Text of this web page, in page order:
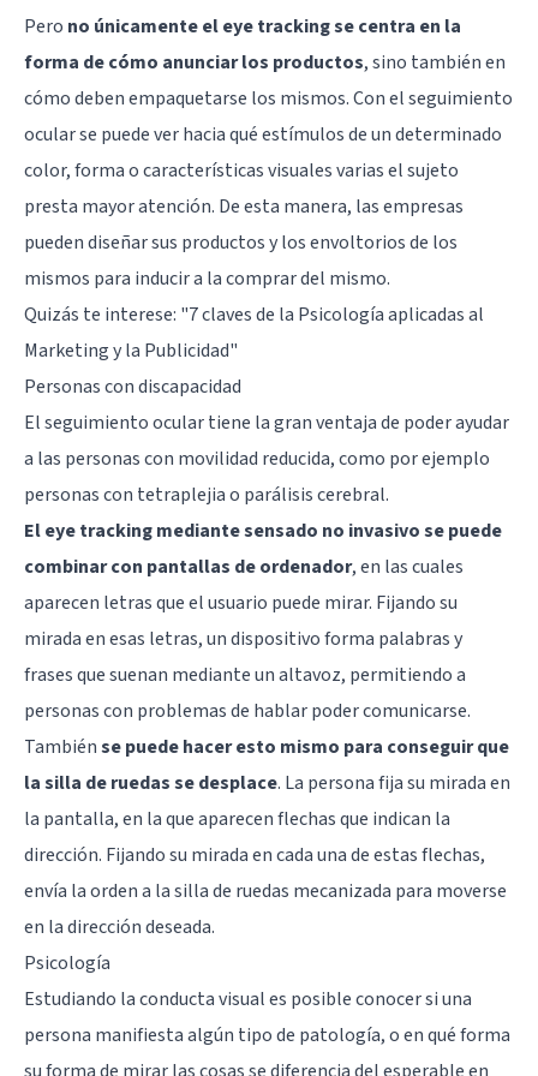
Pero no únicamente el eye tracking se centra en la
forma de cómo anunciar los productos, sino también en
cómo deben empaquetarse los mismos. Con el seguimiento
ocular se puede ver hacia qué estímulos de un determinado
color, forma o características visuales varias el sujeto
presta mayor atención. De esta manera, las empresas
pueden diseñar sus productos y los envoltorios de los
mismos para inducir a la comprar del mismo.
Quizás te interese: "7 claves de la Psicología aplicadas al
Marketing y la Publicidad"
Personas con discapacidad
El seguimiento ocular tiene la gran ventaja de poder ayudar
a las personas con movilidad reducida, como por ejemplo
personas con tetraplejia o parálisis cerebral.
El eye tracking mediante sensado no invasivo se puede
combinar con pantallas de ordenador, en las cuales
aparecen letras que el usuario puede mirar. Fijando su
mirada en esas letras, un dispositivo forma palabras y
frases que suenan mediante un altavoz, permitiendo a
personas con problemas de hablar poder comunicarse.
Tambiénse puede hacer esto mismo para conseguir que
la silla de ruedas se desplace. La persona fija su mirada en
la pantalla, en la que aparecen flechas que indican la
dirección. Fijando su mirada en cada una de estas flechas,
envía la orden a la silla de ruedas mecanizada para moverse
en la dirección deseada.
Psicología
Estudiando la conducta visual es posible conocer si una
persona manifiesta algún tipo de patología, o en qué forma